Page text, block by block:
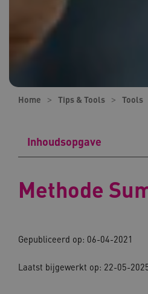
Home Tips & Tools Tools
Inhoudsopgave
Methode
Gepubliceerd op: 06-04-2021
Laatst bijgewerkt op: 22-05-